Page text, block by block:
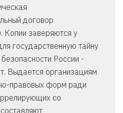
договор
Копии заверяются у
государственную тайну
России -
Выдается организациям
правовых форм ради
со